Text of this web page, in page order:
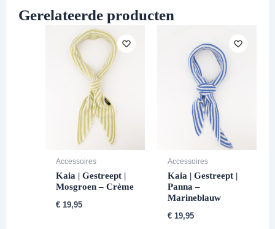
Gerelateerde producten
Accessoires
Kaia | Gestreept |
Mosgroen – Crème
€ 19,95
Accessoires
Kaia | Gestreept |
Panna –
Marineblauw
€ 19,95